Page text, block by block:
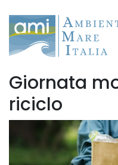
Giornata
riciclo